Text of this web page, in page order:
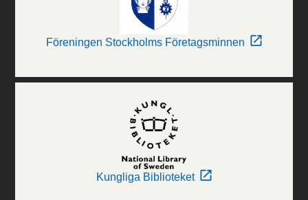
Föreningen Stockholms Företagsminnen
Kungliga Biblioteket